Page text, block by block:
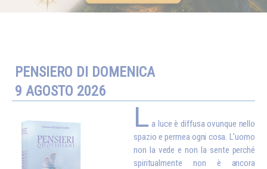
PENSIERO DI DOMENICA
9 AGOSTO 2026
L a luce è diffusa ovunque nello
spazio e permea ogni cosa. L'uomo
non la vede e non la sente perché
spiritualmente non è ancora